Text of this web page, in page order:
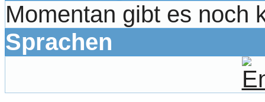
Momentan gibt es noch
Sprachen